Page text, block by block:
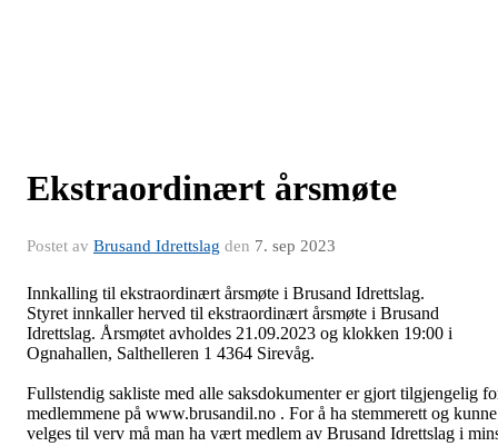
Ekstraordinært årsmøte
Postet av Brusand Idrettslag den 7. sep 2023
Innkalling til ekstraordinært årsmøte i Brusand Idrettslag.
Styret innkaller herved til ekstraordinært årsmøte i Brusand
Idrettslag. Årsmøtet avholdes 21.09.2023 og klokken 19:00 i
Ognahallen, Salthelleren 1 4364 Sirevåg.
Fullstendig sakliste med alle saksdokumenter er gjort tilgjengelig
medlemmene på www.brusandil.no . For å ha stemmerett og kunne
velges til verv må man ha vært medlem av Brusand Idrettslag i